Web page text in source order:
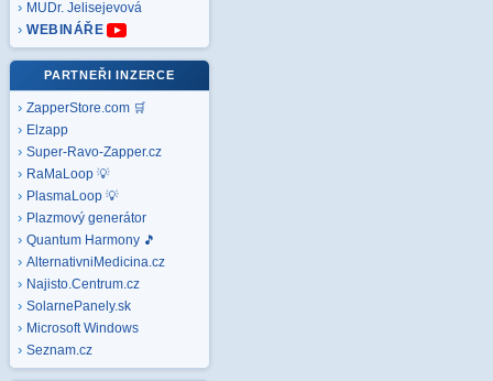
MUDr. Jelisejevová
WEBINÁŘE
PARTNEŘI INZERCE
ZapperStore.com 🛒
Elzapp
Super-Ravo-Zapper.cz
RaMaLoop 💡
PlasmaLoop 💡
Plazmový generátor
Quantum Harmony 🎵
AlternativniMedicina.cz
Najisto.Centrum.cz
SolarnePanely.sk
Microsoft Windows
Seznam.cz